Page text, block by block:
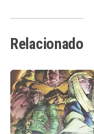
Relacionado